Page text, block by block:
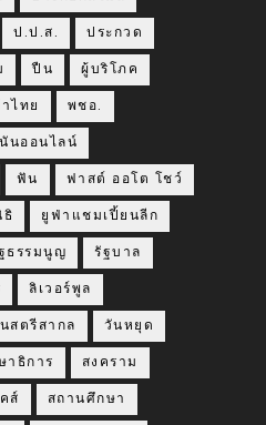
ป.ป.ส. ประกวด
ปืน ผู้บริโภค
ไทย พชอ.
นออนไลน์
ฟัน ฟาสต์ ออโต โชว์
ธิ ยูฟ่าแชมเปี้ยนลีก
ธรรมนูญ รัฐบาล
ลิเวอร์พูล
สตรีสากล วันหยุด
าธิการ สงคราม
ส์ สถานศึกษา